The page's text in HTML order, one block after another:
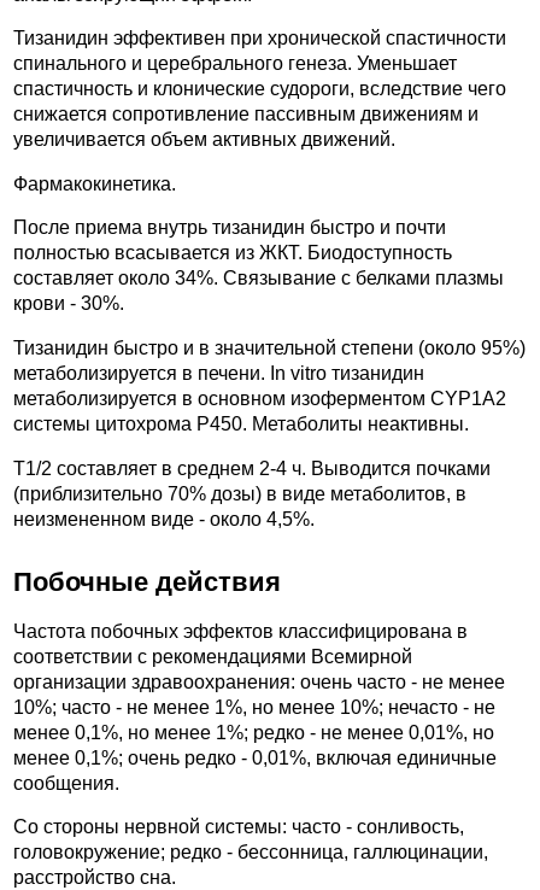
Тизанидин эффективен при хронической спастичности
спинального и церебрального генеза. Уменьшает
спастичность и клонические судороги, вследствие чего
снижается сопротивление пассивным движениям и
увеличивается объем активных движений.
Фармакокинетика.
После приема внутрь тизанидин быстро и почти
полностью всасывается из ЖКТ. Биодоступность
составляет около 34%. Связывание с белками плазмы
крови - 30%.
Тизанидин быстро и в значительной степени (около 95%)
метаболизируется в печени. In vitro тизанидин
метаболизируется в основном изоферментом CYP1A2
системы цитохрома Р450. Метаболиты неактивны.
T1/2 составляет в среднем 2-4 ч. Выводится почками
(приблизительно 70% дозы) в виде метаболитов, в
неизмененном виде - около 4,5%.
Побочные действия
Частота побочных эффектов классифицирована в
соответствии с рекомендациями Всемирной
организации здравоохранения: очень часто - не менее
10%; часто - не менее 1%, но менее 10%; нечасто - не
менее 0,1%, но менее 1%; редко - не менее 0,01%, но
менее 0,1%; очень редко - 0,01%, включая единичные
сообщения.
Со стороны нервной системы: часто - сонливость,
головокружение; редко - бессонница, галлюцинации,
расстройство сна.